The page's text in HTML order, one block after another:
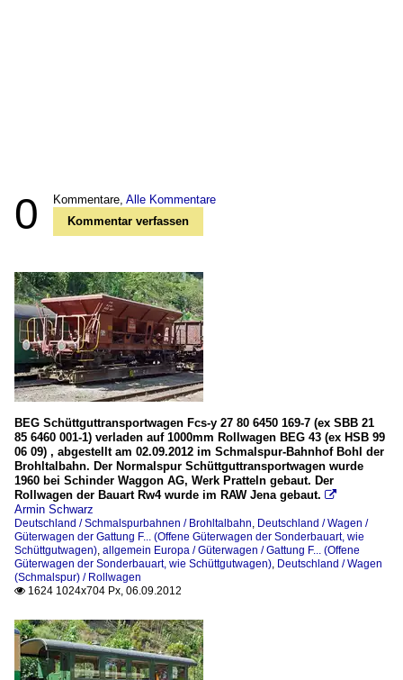
0 Kommentare, Alle Kommentare
Kommentar verfassen
BEG Schüttguttransportwagen Fcs-y 27 80 6450 169-7 (ex SBB 21
85 6460 001-1) verladen auf 1000mm Rollwagen BEG 43 (ex HSB 99
06 09) , abgestellt am 02.09.2012 im Schmalspur-Bahnhof Bohl der
Brohltalbahn. Der Normalspur Schüttguttransportwagen wurde
1960 bei Schinder Waggon AG, Werk Pratteln gebaut. Der
Rollwagen der Bauart Rw4 wurde im RAW Jena gebaut. 
Armin Schwarz
Deutschland / Schmalspurbahnen / Brohltalbahn, Deutschland / Wagen /
Güterwagen der Gattung F... (Offene Güterwagen der Sonderbauart, wie
Schüttgutwagen), allgemein Europa / Güterwagen / Gattung F... (Offene
Güterwagen der Sonderbauart, wie Schüttgutwagen), Deutschland / Wagen
(Schmalspur) / Rollwagen
 1624 1024x704 Px, 06.09.2012